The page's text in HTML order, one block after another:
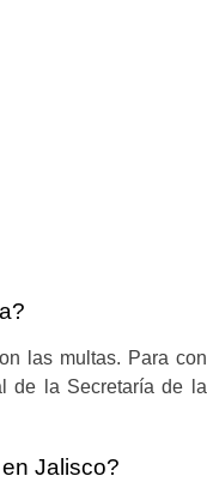
las multas. Para
de la Secretaría de
Jalisco?